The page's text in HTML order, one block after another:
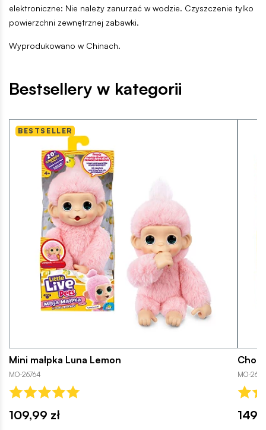
elektroniczne: Nie należy zanurzać w wodzie. Czyszczenie tylko
powierzchni zewnętrznej zabawki.
Wyprodukowano w Chinach.
Bestsellery w kategorii
BESTSELLER
Mini małpka Luna Lemon
MO-26764
109,99 zł
MO-